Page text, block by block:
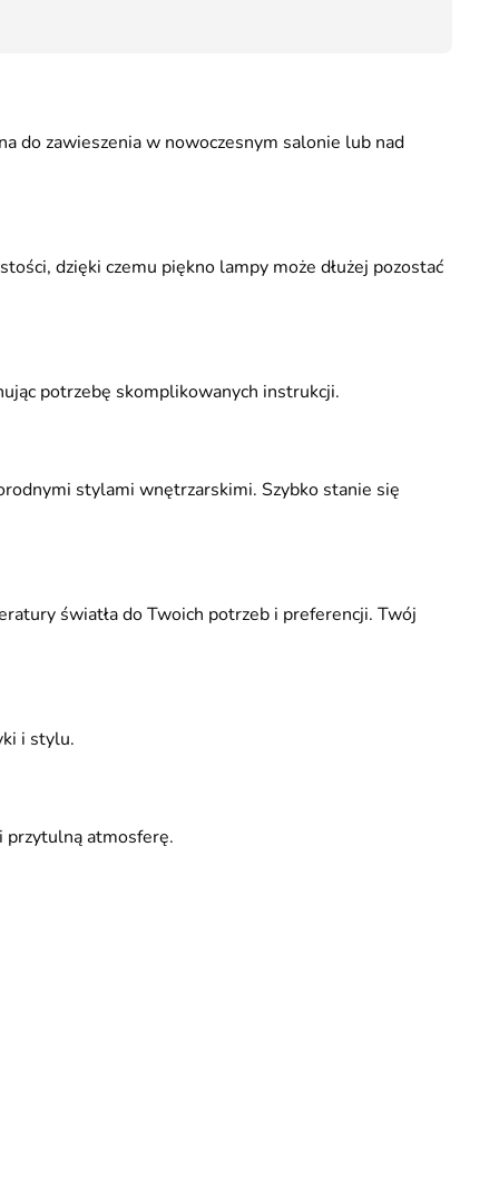
do zawieszenia w nowoczesnym salonie lub nad
dzięki czemu piękno lampy może dłużej pozostać
potrzebę skomplikowanych instrukcji.
stylami wnętrzarskimi. Szybko stanie się
światła do Twoich potrzeb i preferencji. Twój
i stylu.
przytulną atmosferę.